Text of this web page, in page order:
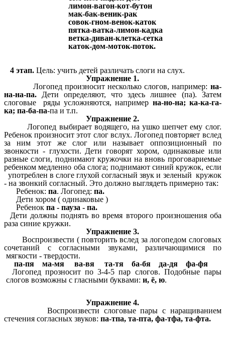
лимон-вагон-кот-бутон
мак-бак-веник-рак
совок-гном-венок-каток
пятка-ватка-лимон-кадка
ветка-диван-клетка-сетка
каток-дом-моток-поток.
4 этап. Цель: учить детей различать слоги на слух.
Упражнение 1.
Логопед произносит несколько слогов, например: на-
на-на-па. Дети определяют, что здесь лишнее (па). Затем
слоговые ряды усложняются, например на-но-на; ка-ка-га-
ка; па-ба-па-па и т.п.
Упражнение 2.
Логопед выбирает водящего, на ушко шепчет ему слог.
Ребенок произносит этот слог вслух. Логопед повторяет вслед
за ним этот же слог или называет оппозиционный по
звонкости - глухости. Дети говорят хором, одинаковые или
разные слоги, поднимают кружочки на вновь проговариемые
ребенком медленно оба слога; поднимают синий кружок, если
употреблен в слоге глухой согласный звук и зеленый кружок
- на звонкий согласный. Это должно выглядеть примерно так:
Ребенок: па. Логопед: па.
Дети хором ( одинаковые )
Ребенок па - пауза - па.
Дети должны поднять во время второго произношения оба
раза синие кружки.
Упражнение 3.
Воспроизвести ( повторить вслед за логопедом слоговых
сочетаний с согласными звуками, различающимися по
мягкости - твердости.
па-пя ма-мя ва-вя та-тя ба-бя да-дя фа-фя
Логопед прозносит по 3-4-5 пар слогов. Подобные пары
слогов возможны с гласными буквами: и, ё, ю.
Упражнение 4.
Воспроизвести слоговые пары с наращиванием
стечения согласных звуков: па-тпа, та-пта, фа-тфа, та-фта.